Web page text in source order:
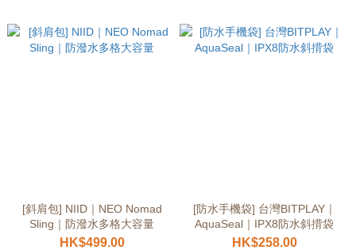
[斜肩包] NIID｜NEO Nomad
Sling｜防潑水多格大容量
HK$499.00
[防水手機袋] 台灣BITPLAY｜
AquaSeal｜IPX8防水斜揹袋
HK$258.00